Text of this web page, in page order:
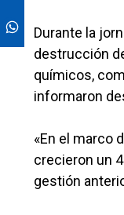
Durante la
destrucción
químicos,
informaron
«En el marco
crecieron un
gestión